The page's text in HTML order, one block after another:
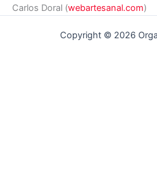
Carlos Doral (webartesanal.com)
Copyright © 2026